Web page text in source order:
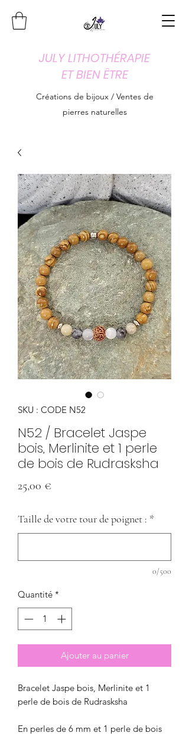
JULY LITHOTHÉRAPIE
ET BIEN ÊTRE
Créations de bijoux / Ventes de
pierres naturelles
SKU : CODE N52
N52 / Bracelet Jaspe
bois, Merlinite et 1 perle
de bois de Rudrasksha
25,00 €
Taille de votre tour de poignet : *
0/500
Quantité *
Ajouter au panier
Bracelet Jaspe bois, Merlinite et 1
perle de bois de Rudrasksha
En perles de 6 mm et 1 perle de bois